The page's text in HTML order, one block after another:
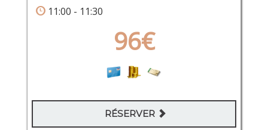
11:00 - 11:30
96€
RÉSERVER